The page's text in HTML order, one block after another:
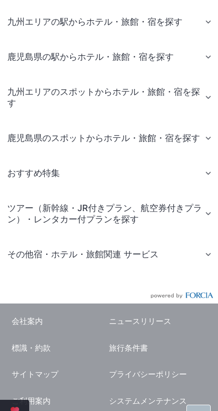
九州エリアの駅からホテル・旅館・宿を探す
鹿児島県の駅からホテル・旅館・宿を探す
九州エリアのスポットからホテル・旅館・宿を探
す
鹿児島県のスポットからホテル・旅館・宿を探す
おすすめ特集
ツアー（新幹線・JR付きプラン、航空券付きプラ
ン）・レンタカー付プランを探す
その他宿・ホテル・旅館関連 サービス
国内観光ガイド
旅行・観光情報
会社案内 ニュースリリース
標識・約款 旅行条件書
サイトマップ プライバシーポリシー
ご利用案内 システムメンテナンス